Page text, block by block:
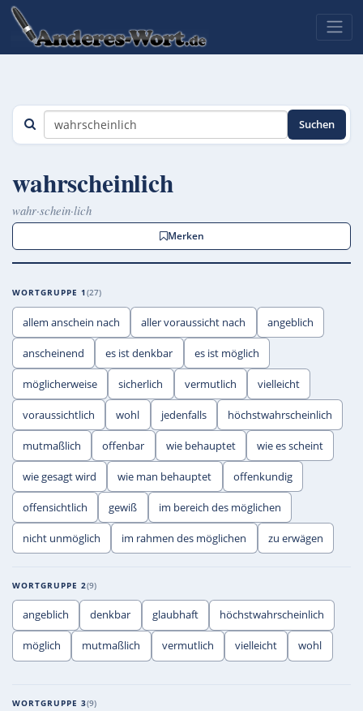
Suchen
wahrscheinlich
wahr·schein·lich
Merken
WORTGRUPPE 1 27
allem anschein nach aller voraussicht nach angeblich
anscheinend es ist denkbar es ist möglich
möglicherweise sicherlich vermutlich vielleicht
voraussichtlich wohl jedenfalls höchstwahrscheinlich
mutmaßlich offenbar wie behauptet wie es scheint
wie gesagt wird wie man behauptet offenkundig
offensichtlich gewiß im bereich des möglichen
nicht unmöglich im rahmen des möglichen zu erwägen
WORTGRUPPE 2 9
angeblich denkbar glaubhaft höchstwahrscheinlich
möglich mutmaßlich vermutlich vielleicht wohl
WORTGRUPPE 3 9